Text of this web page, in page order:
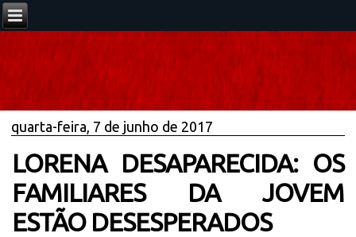
quarta-feira, 7 de junho de 2017
LORENA DESAPARECIDA: OS
FAMILIARES DA JOVEM
ESTÃO DESESPERADOS